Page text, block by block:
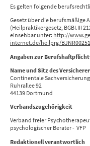
Es gelten folgende
Gesetz über die berufsmäßige
(Heilpraktikergesetz, BGBI.III
einsehbar unter: http://
internet.de/heilprg/
Angaben zur
Name und Sitz des
Continentale Sachversicherung
Ruhrallee 92
44139 Dortmund
Verbandszugehörigkeit
Verband freier
psychologischer Berater - VFP
Redaktionell verantwortlich